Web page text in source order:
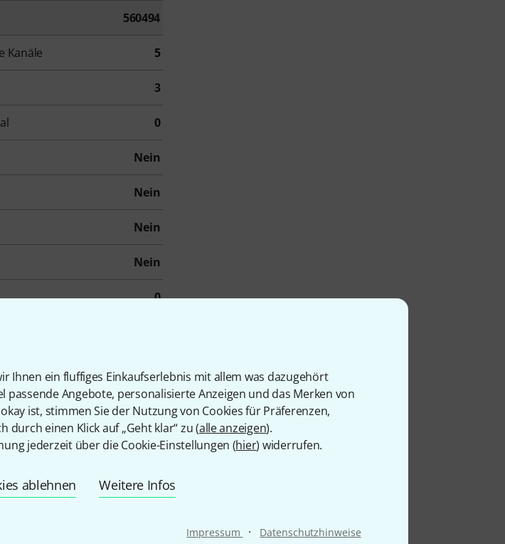
Ihnen ein fluffiges Einkaufserlebnis mit allem was dazugehört
passende Angebote, personalisierte Anzeigen und das Merken von
ist, stimmen Sie der Nutzung von Cookies für Präferenzen,
durch einen Klick auf „Geht klar“ zu (alle anzeigen).
jederzeit über die Cookie-Einstellungen (hier) widerrufen.
ablehnen Weitere Infos
Impressum · Datenschutzhinweise
560494
Kanäle 5
3
0
Nein
Nein
Nein
Nein
0